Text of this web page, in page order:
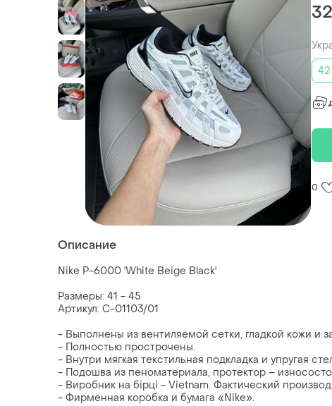
42
0
Описание
Nike P-6000 'White Beige Black'
Размеры: 41 - 45
Артикул: C-01103/01
- Выполнены из вентиляемой сетки, гладкой кожи и
- Полностью прострочены.
- Внутри мягкая текстильная подкладка и упругая
- Подошва из пеноматериала, протектор –
- Виробник на бірці - Vietnam. Фактический
- Фирменная коробка и бумага «Nike».